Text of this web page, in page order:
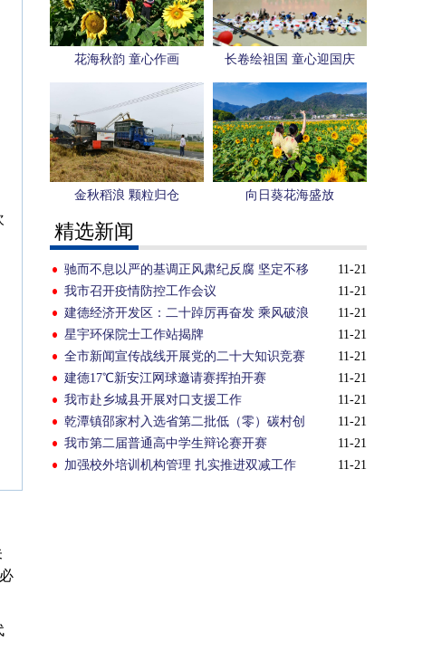
花海秋韵 童心作画 长卷绘祖国 童心迎国庆
金秋稻浪 颗粒归仓 向日葵花海盛放
精选新闻
11-21
驰而不息以严的基调正风肃纪反腐 坚定不移
把清廉杭州建设推向纵深
11-21
我市召开疫情防控工作会议
11-21
建德经济开发区：二十踔厉再奋发 乘风破浪
向未来
11-21
星宇环保院士工作站揭牌
11-21
全市新闻宣传战线开展党的二十大知识竞赛
11-21
建德17℃新安江网球邀请赛挥拍开赛
11-21
我市赴乡城县开展对口支援工作
11-21
乾潭镇邵家村入选省第二批低（零）碳村创
建试点
11-21
我市第二届普通高中学生辩论赛开赛
11-21
加强校外培训机构管理 扎实推进双减工作